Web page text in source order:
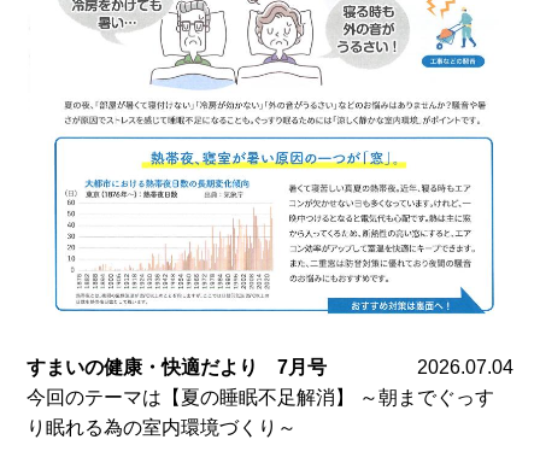
すまいの健康・快適だより 7月号
2026.07.04
今回のテーマは【夏の睡眠不足解消】 ～朝までぐっす
り眠れる為の室内環境づくり～